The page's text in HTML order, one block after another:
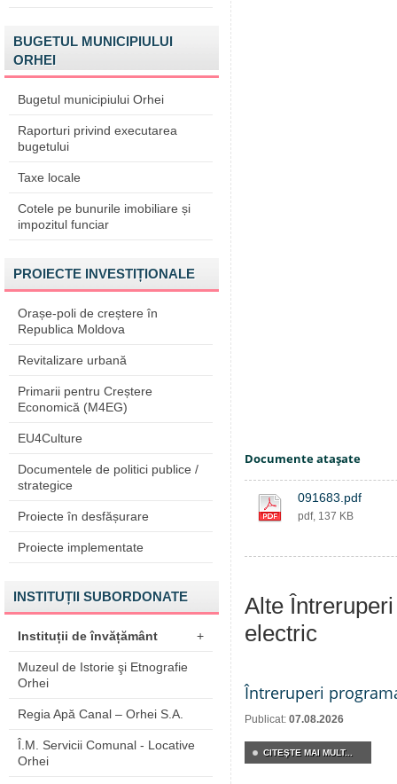
BUGETUL MUNICIPIULUI
ORHEI
Bugetul municipiului Orhei
Raporturi privind executarea
bugetului
Taxe locale
Cotele pe bunurile imobiliare și
impozitul funciar
PROIECTE INVESTIȚIONALE
Orașe-poli de creștere în
Republica Moldova
Revitalizare urbană
Primarii pentru Creștere
Economică (M4EG)
EU4Culture
Documentele de politici publice /
strategice
Proiecte în desfășurare
Proiecte implementate
INSTITUȚII SUBORDONATE
Instituții de învățământ +
Muzeul de Istorie şi Etnografie
Orhei
Regia Apă Canal – Orhei S.A.
Î.M. Servicii Comunal - Locative
Orhei
Documente ataşate
091683.pdf
pdf, 137 KB
Alte
electric
Întreruperi
Publicat: 07.08.2026
CITEŞTE MAI MULT...